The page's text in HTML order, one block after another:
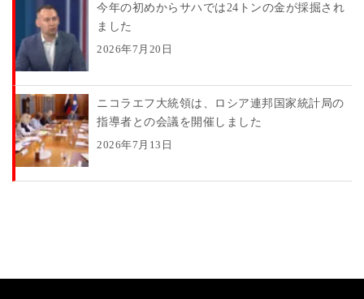
今年の初めからサハでは24トンの金が採掘され
ました
2026年7月20日
ニコラエフ大統領は、ロシア連邦国家統計局の
指導者との会議を開催しました
2026年7月13日